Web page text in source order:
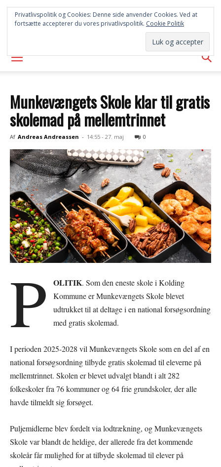
SYD
AVISEN
Munkevængets Skole klar til gratis
skolemad på mellemtrinnet
Af Andreas Andreassen - 14:55 - 27. maj 0
P OLITIK. Som den eneste skole i Kolding
Kommune er Munkevængets Skole blevet
udtrukket til at deltage i en national forsøgsordning
med gratis skolemad.
I perioden 2025-2028 vil Munkevængets Skole som en del af en
national forsøgsordning tilbyde gratis skolemad til eleverne på
mellemtrinnet. Skolen er blevet udvalgt blandt i alt 282
folkeskoler fra 76 kommuner og 64 frie grundskoler, der alle
havde tilmeldt sig forsøget.
Puljemidlerne blev fordelt via lodtrækning, og Munkevængets
Skole var blandt de heldige, der allerede fra det kommende
skoleår får mulighed for at tilbyde skolemad til elever på
Privatlivspolitik og Cookies: Denne side anvender Cookies. Ved at
fortsætte accepterer du vores privatlivspolitik. Cookie Politik